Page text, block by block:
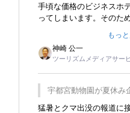
手頃な価格のビジネスホ
ってしまいます。そのた
行をした時は、移動はグ
夕方から夜の便を利用し
した。ただし、若いから
夜行バスで京都に行った
疲れが残らないのかなと
もっ
神崎 公一
ツーリズムメディアサー
宇都宮動物園が夏休み
離」を7月20日から開催
猛暑とクマ出没の報道に